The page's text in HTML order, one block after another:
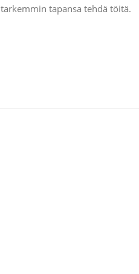
tapansa tehdä töitä.